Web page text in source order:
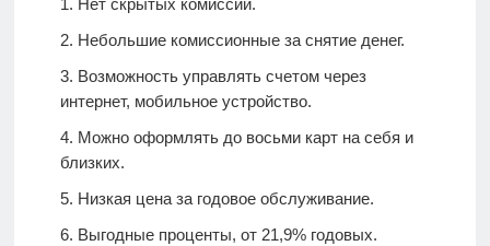
Нет скрытых комиссий.
Небольшие комиссионные за снятие денег.
Возможность управлять счетом через
интернет, мобильное устройство.
Можно оформлять до восьми карт на себя и
близких.
Низкая цена за годовое обслуживание.
Выгодные проценты, от 21,9% годовых.